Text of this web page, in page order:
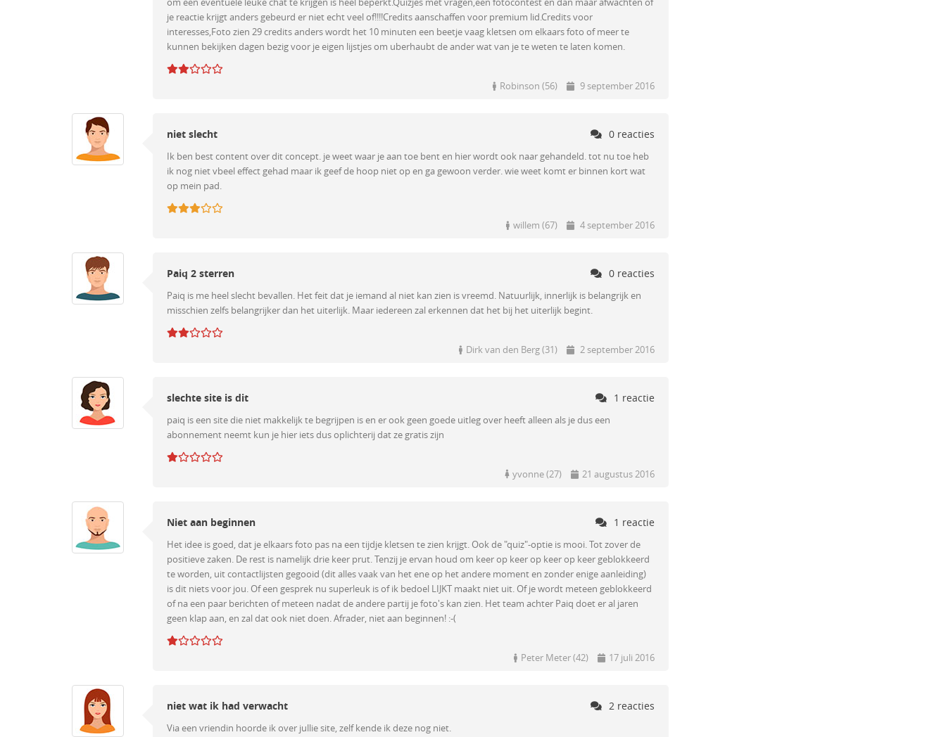
om een eventuele leuke chat te krijgen is heel beperkt.Quizjes met vragen,een fotocontest en dan maar afwachten of
je reactie krijgt anders gebeurd er niet echt veel of!!!!Credits aanschaffen voor premium lid.Credits voor
interesses,Foto zien 29 credits anders wordt het 10 minuten een beetje vaag kletsen om elkaars foto of meer te
kunnen bekijken dagen bezig voor je eigen lijstjes om uberhaubt de ander wat van je te weten te laten komen.
Robinson (56) 9 september 2016
niet slecht 0 reacties
Ik ben best content over dit concept. je weet waar je aan toe bent en hier wordt ook naar gehandeld. tot nu toe heb
ik nog niet vbeel effect gehad maar ik geef de hoop niet op en ga gewoon verder. wie weet komt er binnen kort wat
op mein pad.
willem (67) 4 september 2016
Paiq 2 sterren 0 reacties
Paiq is me heel slecht bevallen. Het feit dat je iemand al niet kan zien is vreemd. Natuurlijk, innerlijk is belangrijk en
misschien zelfs belangrijker dan het uiterlijk. Maar iedereen zal erkennen dat het bij het uiterlijk begint.
Dirk van den Berg (31) 2 september 2016
slechte site is dit 1 reactie
paiq is een site die niet makkelijk te begrijpen is en er ook geen goede uitleg over heeft alleen als je dus een
abonnement neemt kun je hier iets dus oplichterij dat ze gratis zijn
yvonne (27) 21 augustus 2016
Niet aan beginnen 1 reactie
Het idee is goed, dat je elkaars foto pas na een tijdje kletsen te zien krijgt. Ook de "quiz"-optie is mooi. Tot zover de
positieve zaken. De rest is namelijk drie keer prut. Tenzij je ervan houd om keer op keer op keer op keer geblokkeerd
te worden, uit contactlijsten gegooid (dit alles vaak van het ene op het andere moment en zonder enige aanleiding)
is dit niets voor jou. Of een gesprek nu superleuk is of ik bedoel LIJKT maakt niet uit. Of je wordt meteen geblokkeerd
of na een paar berichten of meteen nadat de andere partij je foto's kan zien. Het team achter Paiq doet er al jaren
geen klap aan, en zal dat ook niet doen. Afrader, niet aan beginnen! :-(
Peter Meter (42) 17 juli 2016
niet wat ik had verwacht 2 reacties
Via een vriendin hoorde ik over jullie site, zelf kende ik deze nog niet.